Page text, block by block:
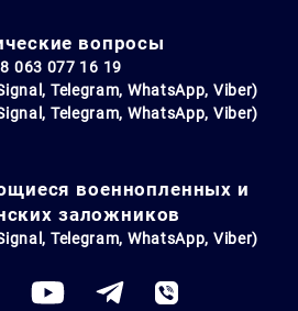
вопросы
063 077 16 19
Telegram, WhatsApp, Viber)
Telegram, WhatsApp, Viber)
военнопленных и
заложников
Telegram, WhatsApp, Viber)